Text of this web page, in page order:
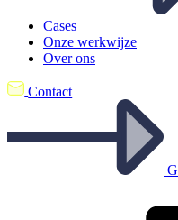
Cases
Onze werkwijze
Over ons
Contact